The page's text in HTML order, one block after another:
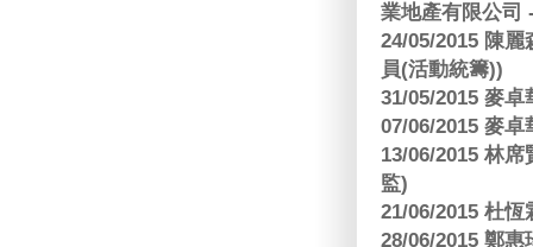
業地產有限公司
24/05/2015 陳
員(活動統籌))
31/05/2015 麥
07/06/2015 麥
13/06/2015 林
監)
21/06/2015 杜
28/06/2015 鄭